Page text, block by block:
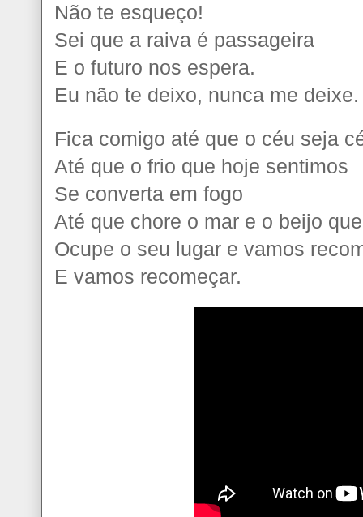
Não te esqueço!
Sei que a raiva é passageira
E o futuro nos espera.
Eu não te deixo, nunca me deixe.
Fica comigo até que o céu seja
Até que o frio que hoje sentimos
Se converta em fogo
Até que chore o mar e o beijo
Ocupe o seu lugar e vamos
E vamos recomeçar.